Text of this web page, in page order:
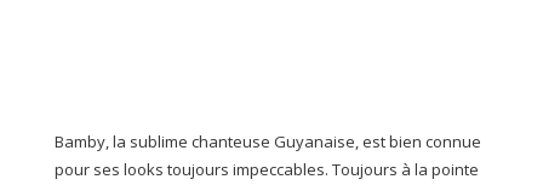
Bamby, la sublime chanteuse Guyanaise, est bien connue
pour ses looks toujours impeccables. Toujours à la pointe